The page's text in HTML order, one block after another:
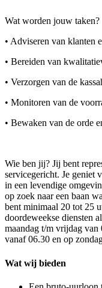
Wat worden jouw taken?
• Adviseren van klanten
• Bereiden van
• Verzorgen van de
• Monitoren van de
• Bewaken van de orde
Wie ben jij? Jij bent
servicegericht. Je geniet
in een levendige
op zoek naar een baan
bent minimaal 20 tot 25
doordeweekse diensten
maandag t/m vrijdag van
vanaf 06.30 en op
Wat wij bieden